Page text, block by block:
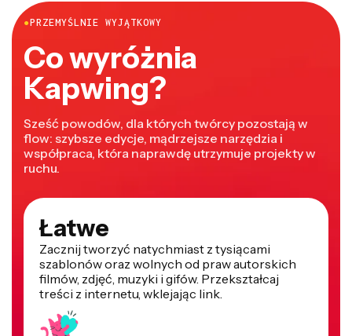
●PRZEMYŚLNIE WYJĄTKOWY
Co wyróżnia
Kapwing?
Sześć powodów, dla których twórcy pozostają w
flow: szybsze edycje, mądrzejsze narzędzia i
współpraca, która naprawdę utrzymuje projekty w
ruchu.
Łatwe
Zacznij tworzyć natychmiast z tysiącami
szablonów oraz wolnych od praw autorskich
filmów, zdjęć, muzyki i gifów. Przekształcaj
treści z internetu, wklejając link.